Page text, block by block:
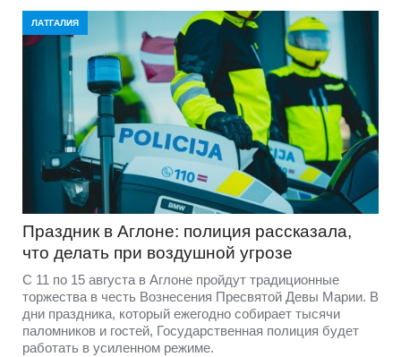
ЛАТГАЛИЯ
Праздник в Аглоне: полиция рассказала,
что делать при воздушной угрозе
С 11 по 15 августа в Аглоне пройдут традиционные
торжества в честь Вознесения Пресвятой Девы Марии. В
дни праздника, который ежегодно собирает тысячи
паломников и гостей, Государственная полиция будет
работать в усиленном режиме.